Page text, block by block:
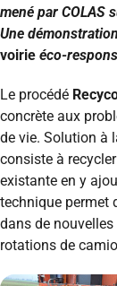
mené par COLAS
Une
voirie éco-
Le procédé
concrète aux
de vie. Solution à
consiste à
existante en y
technique permet
dans de
rotations de